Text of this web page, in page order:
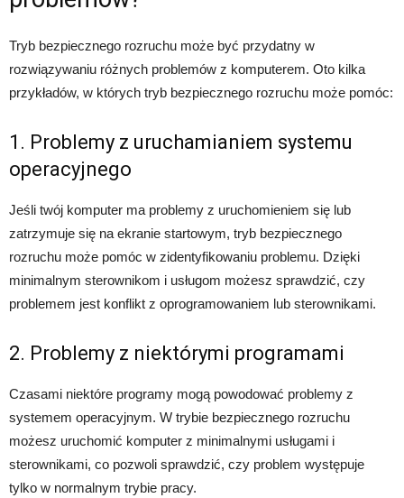
Tryb bezpiecznego rozruchu może być przydatny w
rozwiązywaniu różnych problemów z komputerem. Oto kilka
przykładów, w których tryb bezpiecznego rozruchu może pomóc:
1. Problemy z uruchamianiem systemu
operacyjnego
Jeśli twój komputer ma problemy z uruchomieniem się lub
zatrzymuje się na ekranie startowym, tryb bezpiecznego
rozruchu może pomóc w zidentyfikowaniu problemu. Dzięki
minimalnym sterownikom i usługom możesz sprawdzić, czy
problemem jest konflikt z oprogramowaniem lub sterownikami.
2. Problemy z niektórymi programami
Czasami niektóre programy mogą powodować problemy z
systemem operacyjnym. W trybie bezpiecznego rozruchu
możesz uruchomić komputer z minimalnymi usługami i
sterownikami, co pozwoli sprawdzić, czy problem występuje
tylko w normalnym trybie pracy.